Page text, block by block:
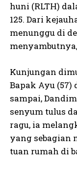
huni (RLTH)
125. Dari
menunggu di
Kunjungan
Bapak Ayu (57)
sampai,
senyum tulus
ragu, ia
yang sebagian
tuan rumah di